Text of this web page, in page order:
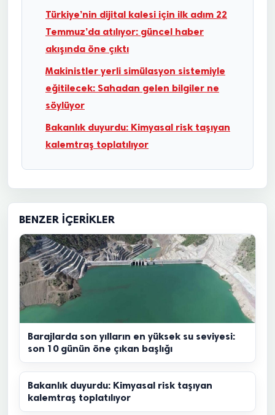
Türkiye’nin dijital kalesi için ilk adım 22
Temmuz’da atılıyor: güncel haber
akışında öne çıktı
Makinistler yerli simülasyon sistemiyle
eğitilecek: Sahadan gelen bilgiler ne
söylüyor
Bakanlık duyurdu: Kimyasal risk taşıyan
kalemtraş toplatılıyor
BENZER İÇERIKLER
Barajlarda son yılların en yüksek su seviyesi:
son 10 günün öne çıkan başlığı
Bakanlık duyurdu: Kimyasal risk taşıyan
kalemtraş toplatılıyor